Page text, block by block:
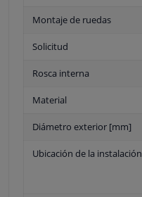
Montaje de ruedas
Solicitud
Rosca interna
Material
Diámetro exterior [mm]
Ubicación de la instalación